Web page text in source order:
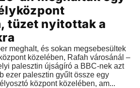
tüzet nyitottak a
meghalt, és sokan megsebesültek
közelében, Rafah városánál –
palesztin újságíró a BBC-nek azt
ezer palesztin gyűlt össze egy
központ közelében, am...